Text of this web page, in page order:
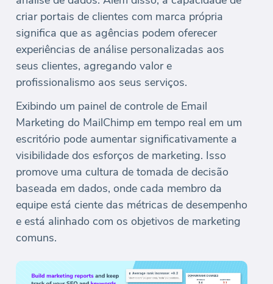
criar portais de clientes com marca própria
significa que as agências podem oferecer
experiências de análise personalizadas aos
seus clientes, agregando valor e
profissionalismo aos seus serviços.
Exibindo um painel de controle de Email
Marketing do MailChimp em tempo real em um
escritório pode aumentar significativamente a
visibilidade dos esforços de marketing. Isso
promove uma cultura de tomada de decisão
baseada em dados, onde cada membro da
equipe está ciente das métricas de desempenho
e está alinhado com os objetivos de marketing
comuns.